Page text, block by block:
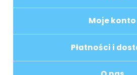
Moje konto
Płatności i